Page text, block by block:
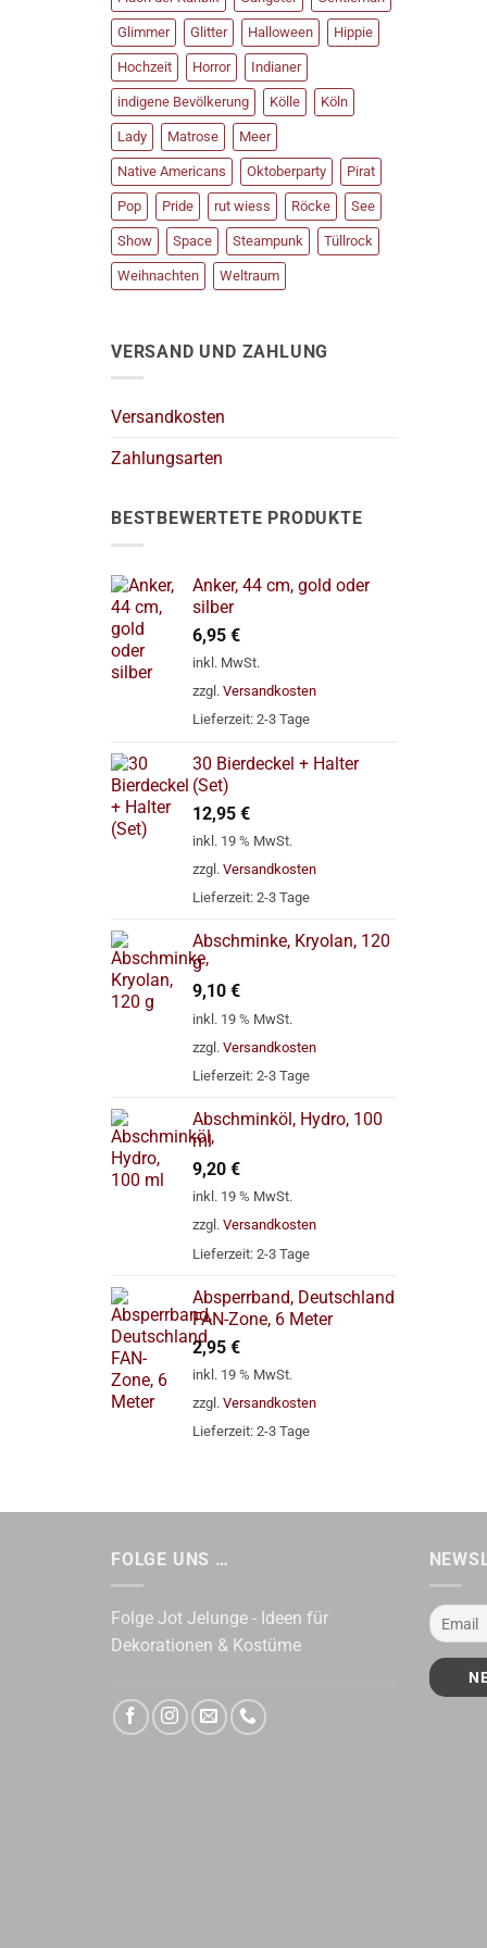
Glimmer Glitter Halloween Hippie
Hochzeit Horror Indianer
indigene Bevölkerung Kölle Köln
Lady Matrose Meer
Native Americans Oktoberparty Pirat
Pop Pride rut wiess Röcke See
Show Space Steampunk Tüllrock
Weihnachten Weltraum
VERSAND UND ZAHLUNG
Versandkosten
Zahlungsarten
BESTBEWERTETE PRODUKTE
Anker, 44 cm, gold oder
silber
6,95 €
inkl. MwSt.
zzgl. Versandkosten
Lieferzeit: 2-3 Tage
30 Bierdeckel + Halter
(Set)
12,95 €
inkl. 19 % MwSt.
zzgl. Versandkosten
Lieferzeit: 2-3 Tage
Abschminke, Kryolan, 120
g
9,10 €
inkl. 19 % MwSt.
zzgl. Versandkosten
Lieferzeit: 2-3 Tage
Abschminköl, Hydro, 100
ml
9,20 €
inkl. 19 % MwSt.
zzgl. Versandkosten
Lieferzeit: 2-3 Tage
Absperrband, Deutschland
FAN-Zone, 6 Meter
2,95 €
inkl. 19 % MwSt.
zzgl. Versandkosten
Lieferzeit: 2-3 Tage
FOLGE UNS …
Folge Jot Jelunge - Ideen für
Dekorationen & Kostüme